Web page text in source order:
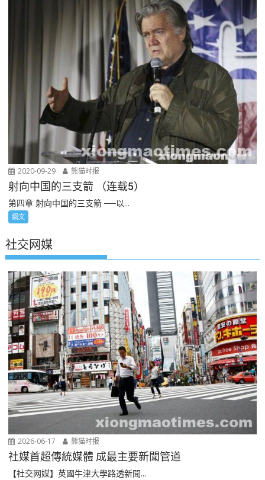
2020-09-29 熊猫时报
射向中国的三支箭 （连载5）
第四章 射向中国的三支箭 ──以...
網文
社交网媒
2026-06-17 熊猫时报
社媒首超傳統媒體 成最主要新聞管道
【社交网媒】英國牛津大學路透新聞...